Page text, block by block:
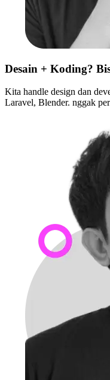
Desain + Koding?
Kita handle design dan
Laravel, Blender. nggak